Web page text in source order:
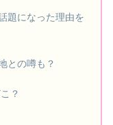
題になった理由を
との噂も？
？